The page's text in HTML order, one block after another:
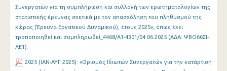
Συνεργατών για τη συμπλήρωση και συλλογή των ερωτηματολογίων της
στατιστικής έρευνας σχετικά με τον απασχόληση του πληθυσμού της
χώρας (Έρευνα Εργατικού Δυναμικού), έτους 2025», όπως έχει
τροποποιηθεί και συμπληρωθεί_4468/Α1-4301/04.06.2025 (ΑΔΑ: ΨΒΟ66ΣΙ-
ΛΕ1).
2025 (ΙΑΝ-ΑΥΓ 2025): «Ορισμός Ιδιωτών Συνεργατών για την κατάρτιση